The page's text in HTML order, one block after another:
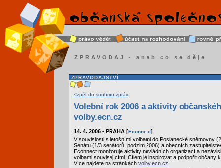
ZPRAVODAJ - aneb co se děje
ZPRAVODAJSTVÍ
<zpět do souhrnu zpráv
Volební rok 2006 a aktivity
volby.ecn.cz
14. 4. 2006 - PRAHA [Econnect]
V souvislosti s letošními volbami do Poslanecké sněmovny
Senátu (1/3 senátorů, podzim 2006) a obecních
Econnect monitoruje aktivity nevládních organizací a
volbami souvisejícími. Cílem je inspirovat a podpořit občany
Více najdete na stránkách volby.ecn.cz